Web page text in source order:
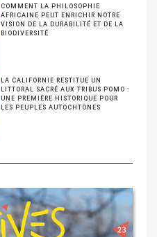
COMMENT LA PHILOSOPHIE
AFRICAINE PEUT ENRICHIR NOTRE
VISION DE LA DURABILITÉ ET DE LA
BIODIVERSITÉ
LA CALIFORNIE RESTITUE UN
LITTORAL SACRÉ AUX TRIBUS POMO :
UNE PREMIÈRE HISTORIQUE POUR
LES PEUPLES AUTOCHTONES